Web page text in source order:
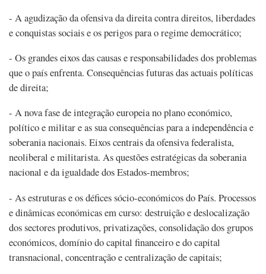
- A agudização da ofensiva da direita contra direitos, liberdades
e conquistas sociais e os perigos para o regime democrático;
- Os grandes eixos das causas e responsabilidades dos problemas
que o país enfrenta. Consequências futuras das actuais políticas
de direita;
- A nova fase de integração europeia no plano económico,
político e militar e as sua consequências para a independência e
soberania nacionais. Eixos centrais da ofensiva federalista,
neoliberal e militarista. As questões estratégicas da soberania
nacional e da igualdade dos Estados-membros;
- As estruturas e os défices sócio-económicos do País. Processos
e dinâmicas económicas em curso: destruição e deslocalização
dos sectores produtivos, privatizações, consolidação dos grupos
económicos, domínio do capital financeiro e do capital
transnacional, concentração e centralização de capitais;